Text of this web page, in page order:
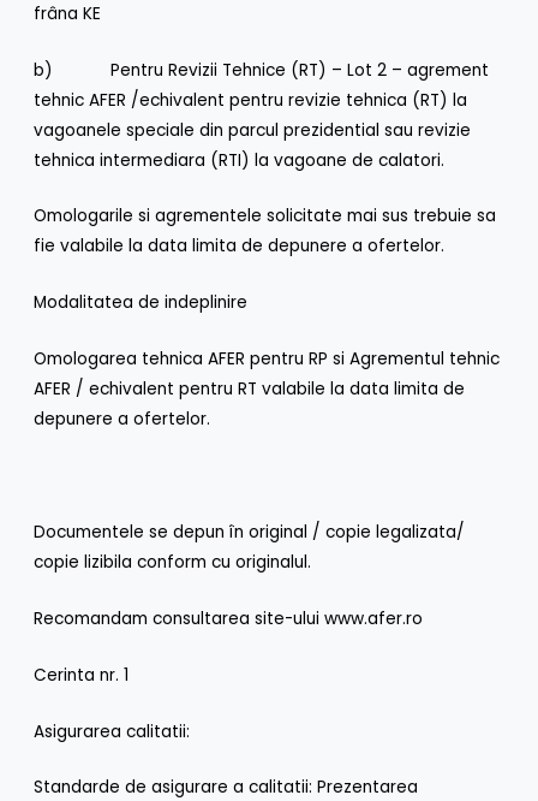
frâna KE
b) Pentru Revizii Tehnice (RT) – Lot 2 – agrement
tehnic AFER /echivalent pentru revizie tehnica (RT) la
vagoanele speciale din parcul prezidential sau revizie
tehnica intermediara (RTI) la vagoane de calatori.
Omologarile si agrementele solicitate mai sus trebuie sa
fie valabile la data limita de depunere a ofertelor.
Modalitatea de indeplinire
Omologarea tehnica AFER pentru RP si Agrementul tehnic
AFER / echivalent pentru RT valabile la data limita de
depunere a ofertelor.
Documentele se depun în original / copie legalizata/
copie lizibila conform cu originalul.
Recomandam consultarea site-ului www.afer.ro
Cerinta nr. 1
Asigurarea calitatii:
Standarde de asigurare a calitatii: Prezentarea